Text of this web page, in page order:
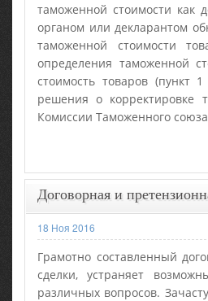
таможенной стоимости как
органом или декларантом
таможенной стоимости
определения таможенной
стоимость товаров (пункт
решения о корректировке
Комиссии Таможенного
Договорная и
18 Ноя 2016
Грамотно составленный
сделки, устраняет
различных вопросов.